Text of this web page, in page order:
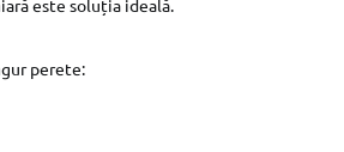
este soluția ideală.
perete: